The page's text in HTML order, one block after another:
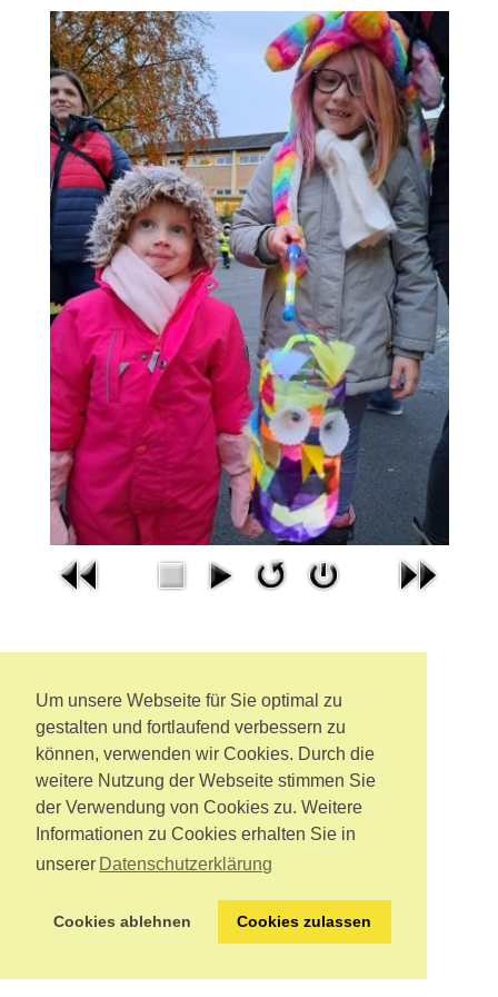
Um unsere Webseite für Sie optimal zu
gestalten und fortlaufend verbessern zu
können, verwenden wir Cookies. Durch die
weitere Nutzung der Webseite stimmen Sie
der Verwendung von Cookies zu. Weitere
Informationen zu Cookies erhalten Sie in
unserer Datenschutzerklärung
Cookies ablehnen Cookies zulassen